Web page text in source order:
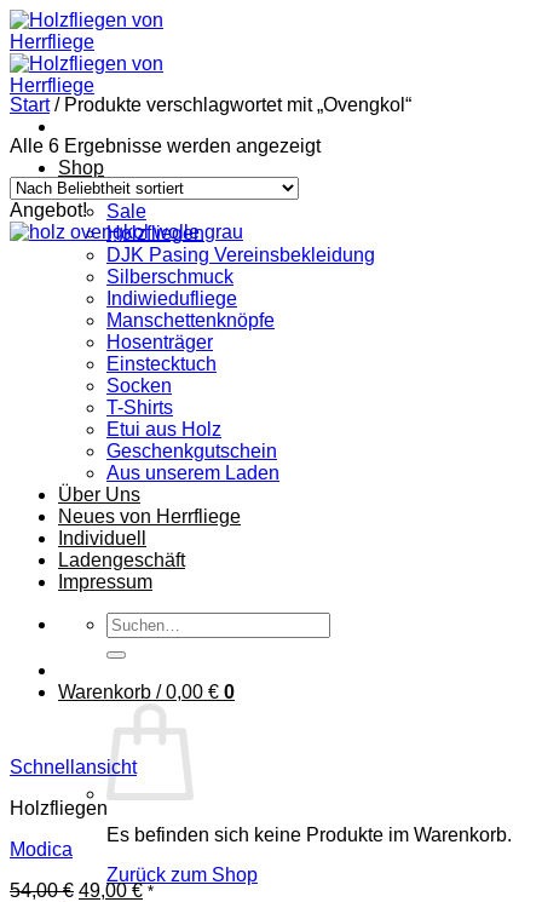
Zum
Inhalt
springen
Shop
Alle Produkte
Sale
Holzfliegen
DJK Pasing Vereinsbekleidung
Silberschmuck
Indiwiedufliege
Manschettenknöpfe
Hosenträger
Einstecktuch
Socken
T-Shirts
Etui aus Holz
Geschenkgutschein
Aus unserem Laden
Über Uns
Neues von Herrfliege
Individuell
Ladengeschäft
Impressum
Suchen
nach:
Warenkorb /0,00 € 0
Es befinden sich keine Produkte im Warenkorb.
Zurück zum Shop
Start /Produkte verschlagwortet mit „Ovengkol“
Alle 6 Ergebnisse werden angezeigtNach
Angebot!
Schnellansicht
Holzfliegen
Modica
54,00€ Ursprünglicher
49,00€Aktueller
*